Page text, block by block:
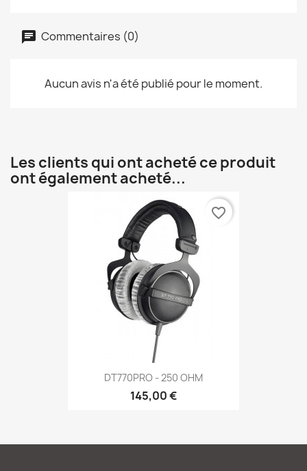
Commentaires (0)
Aucun avis n'a été publié pour le moment.
Les clients qui ont acheté ce produit
ont également acheté...
DT770PRO - 250 OHM
145,00 €
favorite_border